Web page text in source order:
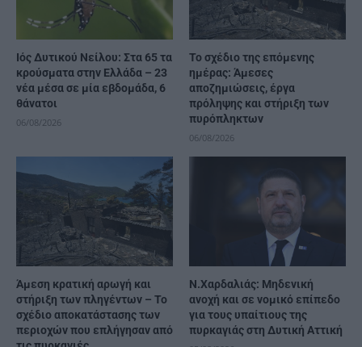
Ιός Δυτικού Νείλου: Στα 65 τα
κρούσματα στην Ελλάδα – 23
νέα μέσα σε μία εβδομάδα, 6
θάνατοι
06/08/2026
Το σχέδιο της επόμενης
ημέρας: Άμεσες
αποζημιώσεις, έργα
πρόληψης και στήριξη των
πυρόπληκτων
06/08/2026
Άμεση κρατική αρωγή και
στήριξη των πληγέντων – Το
σχέδιο αποκατάστασης των
περιοχών που επλήγησαν από
N.Χαρδαλιάς: Μηδενική
ανοχή και σε νομικό επίπεδο
για τους υπαίτιους της
πυρκαγιάς στη Δυτική Αττική